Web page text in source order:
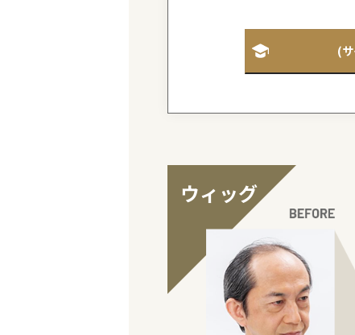
「
2022年に誕
目の自然さ、
わり抜いた毛